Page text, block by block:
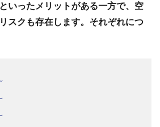
いったメリットがある一方で、空
スクも存在します。それぞれにつ